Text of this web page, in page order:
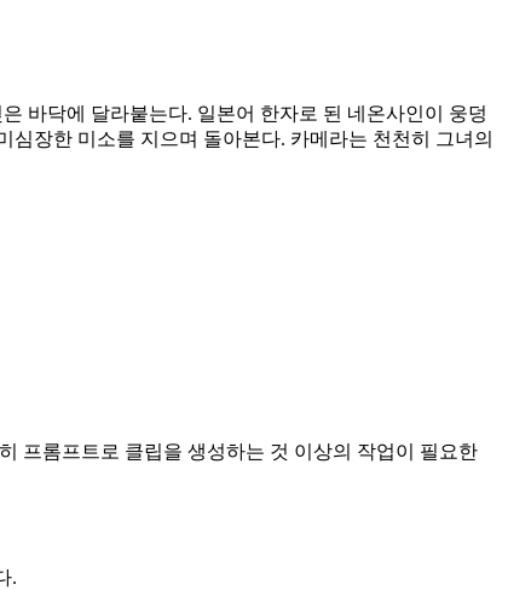
바닥에 달라붙는다. 일본어 한자로 된 네온사인이 웅덩
장한 미소를 지으며 돌아본다. 카메라는 천천히 그녀의
프롬프트로 클립을 생성하는 것 이상의 작업이 필요한
.